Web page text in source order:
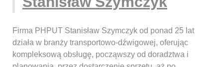
Firma PHPUT Stanisław Szymczyk od ponad 25 lat
działa w branży transportowo-dźwigowej, oferując
kompleksową obsługę, począwszy od doradztwa i